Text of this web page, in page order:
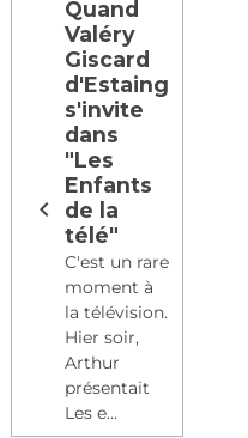
Quand
Valéry
Giscard
d'Estaing
s'invite
dans
"Les
Enfants
de la
télé"
C'est un rare
moment à
la télévision.
Hier soir,
Arthur
présentait
Les e...